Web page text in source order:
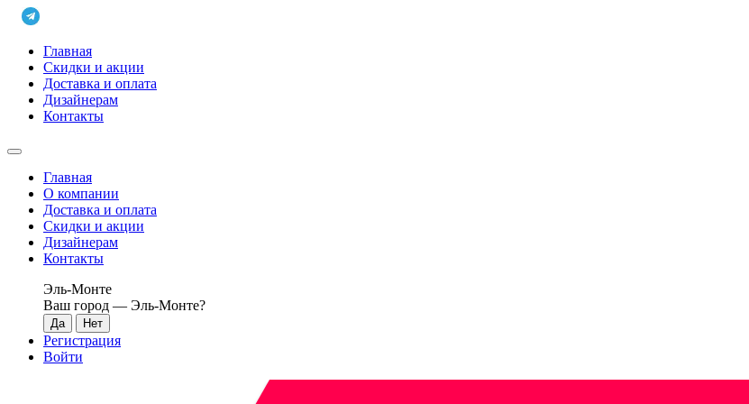
Главная
Скидки и акции
Доставка и оплата
Дизайнерам
Контакты
Главная
О компании
Доставка и оплата
Скидки и акции
Дизайнерам
Контакты
Эль-Монте
Ваш город — Эль-Монте?
Регистрация
Войти